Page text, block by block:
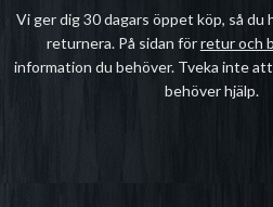
Vi ger dig 30 dagars öppet köp, så du
returnera. På sidan förretur och
information du behöver. Tveka inte
behöver hjälp.